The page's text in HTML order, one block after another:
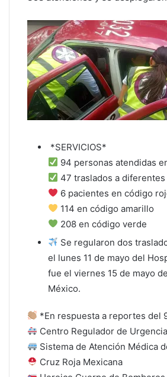
*SERVICIOS*
94 personas atendidas
47 traslados a
6 pacientes en código
114 en código amarillo
208 en código verde
Se regularon dos
el lunes 11 de mayo del
fue el viernes 15 de mayo
México.
*En respuesta a reportes del
Centro Regulador de
Sistema de Atención Médica
Cruz Roja Mexicana